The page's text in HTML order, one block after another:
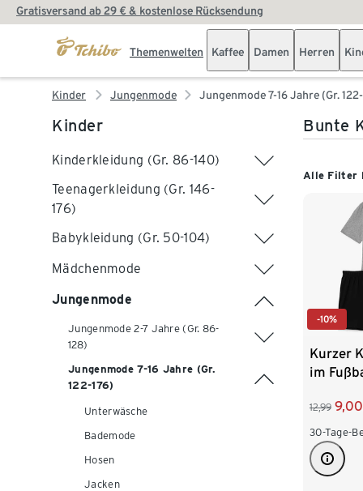
Gratisversand ab 29 € & kostenlose Rücksendung
Themenwelten Kaffee Damen Herren
Kinder Jungenmode Jungenmode 7-16 Jahre (Gr.
Kinder
Kinderkleidung (Gr. 86-140)
Teenagerkleidung (Gr. 146-
176)
Babykleidung (Gr. 50-104)
Mädchenmode
Jungenmode
Jungenmode 2-7 Jahre (Gr. 86-
128)
Jungenmode 7-16 Jahre (Gr.
122-176)
Unterwäsche
Bademode
Hosen
Jacken
Bunte
Alle Filter
-10%
Kurzer
im
12,99 9,00
30-Tage-